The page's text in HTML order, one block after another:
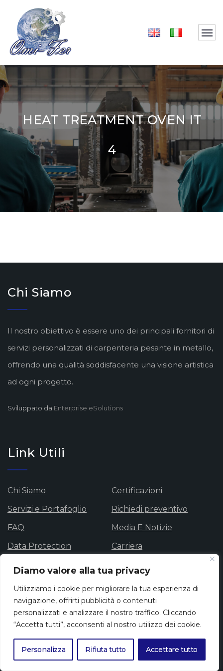
Diamo valore alla tua privacy
Utilizziamo i cookie per migliorare la tua esperienza di
navigazione, offrirti pubblicità o contenuti
personalizzati e analizzare il nostro traffico. Cliccando
“Accetta tutti”, acconsenti al nostro utilizzo dei cookie.
Personalizza Rifiuta tutto Accettare tutto
HEAT TREATMENT OVEN IT
4
Chi Siamo
Il nostro obiettivo è essere uno dei principali fornitori di
servizi personalizzati di carpenteria pesante in metallo,
offrendo una qualità soddisfacente una visione artistica
ad ogni progetto.
Sviluppato da Enterprise eSolutions
Link Utili
Chi Siamo
Certificazioni
Servizi e Portafoglio
Richiedi preventivo
FAQ
Media E Notizie
Data Protection
Carriera
Privacy Policy
Cookie Policy
Newsletter
Iscriviti alla nostra newsletter per ricevere le ultime